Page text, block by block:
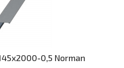
0,5 Norman